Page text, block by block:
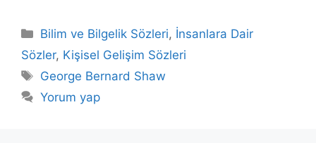
Kategoriler
Bilim ve Bilgelik Sözleri, İnsanlara Dair
Sözler, Kişisel Gelişim Sözleri
Etiketler
George Bernard Shaw
Yorum yap